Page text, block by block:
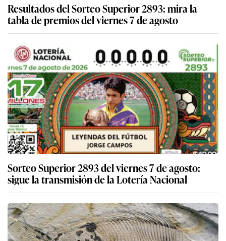
Resultados del Sorteo Superior 2893: mira la
tabla de premios del viernes 7 de agosto
Sorteo Superior 2893 del viernes 7 de agosto:
sigue la transmisión de la Lotería Nacional